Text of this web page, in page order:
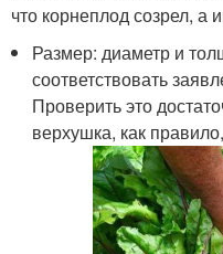
что корнеплод созрел, а
Размер: диаметр и
соответствовать
Проверить это
верхушка, как